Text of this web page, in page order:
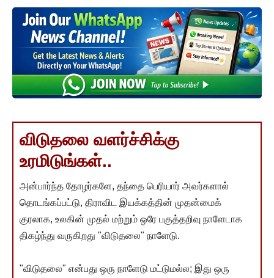
விடுதலை வளர்ச்சிக்கு
உரமிடுங்கள்..
அன்பார்ந்த தோழர்களே, தந்தை பெரியார் அவர்களால்
தொடங்கப்பட்டு, திராவிட இயக்கத்தின் முதன்மைக்
குரலாக, உலகின் முதல் மற்றும் ஒரே பகுத்தறிவு நாளேடாக
திகழ்ந்து வருகிறது "விடுதலை" நாளேடு.
"விடுதலை" என்பது ஒரு நாளேடு மட்டுமல்ல; இது ஒரு